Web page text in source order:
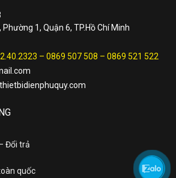
1, Quận 6, TP.Hồ Chí Minh
– 0869 507 508 – 0869 521 522
thietbidienphuquy.com
Đổi trả
quốc